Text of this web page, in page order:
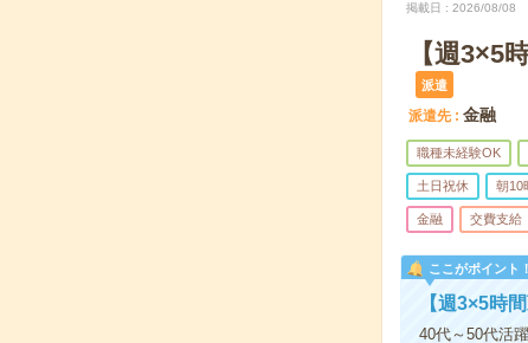
掲載日 2026/08/08
【週3×5
派遣
派遣先 金融
職種未経験OK
土日祝休 朝10
金融 交費支給
ここがポイント！
【週3×5時
40代～50代活